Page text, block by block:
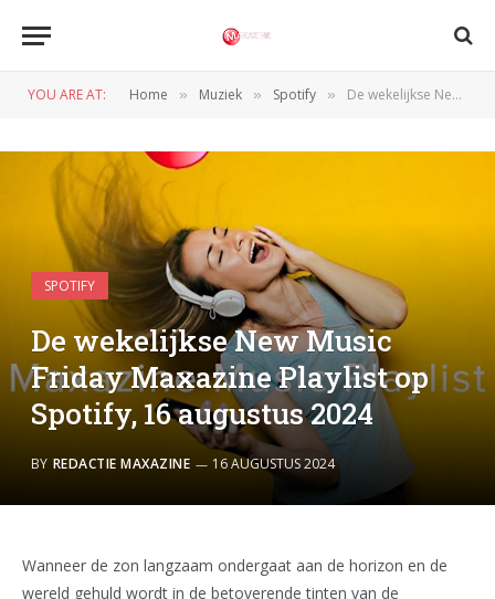
YOU ARE AT: Home » Muziek » Spotify » De wekelijkse New Music Friday Maxazine Playlist op Spotify, 16 augustus 2024
SPOTIFY
De wekelijkse New Music
Friday Maxazine Playlist op
Spotify, 16 augustus 2024
BY REDACTIE MAXAZINE 16 AUGUSTUS 2024
Wanneer de zon langzaam ondergaat aan de horizon en de
wereld gehuld wordt in de betoverende tinten van de